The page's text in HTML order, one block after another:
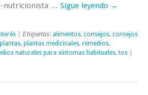
nutricionista … Sigue leyendo →
| Etiquetas: alimentos, consejos, consejos
plantas, plantas medicinales, remedios,
naturales para síntomas habituales, tos